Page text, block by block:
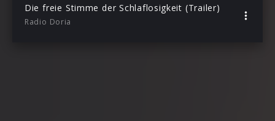
Die freie Stimme der Schlaflosigkeit (Trailer)
Radio Doria